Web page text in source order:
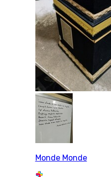
Monde Monde